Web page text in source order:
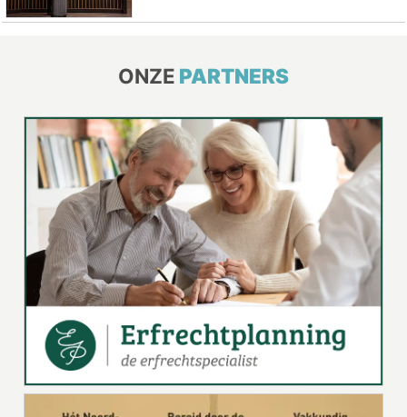
ONZE PARTNERS